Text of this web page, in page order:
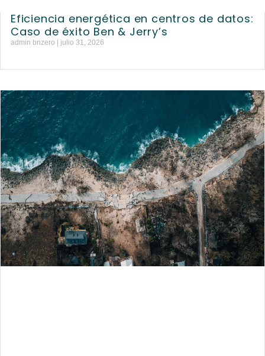
Eficiencia energética en centros de datos:
Caso de éxito Ben & Jerry’s
admin bnzero julio 31, 2026